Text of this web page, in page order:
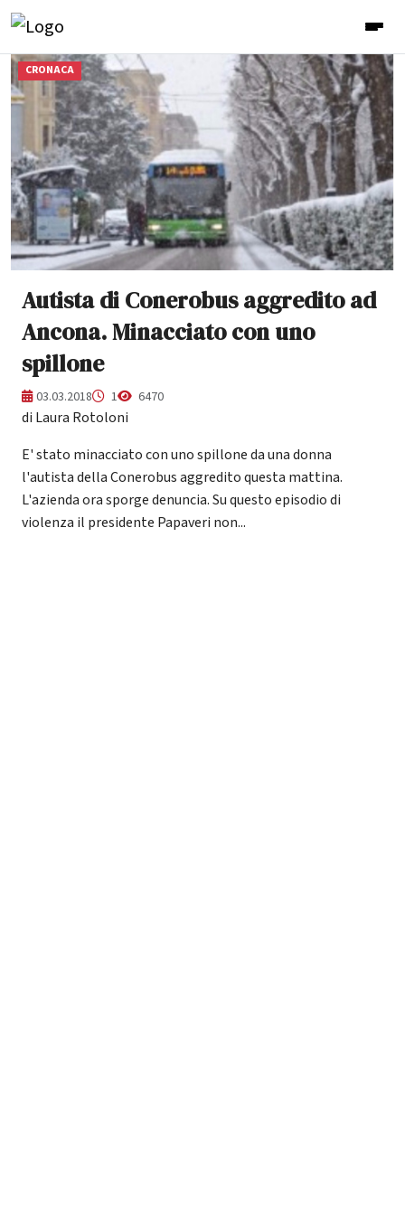
CRONACA
Autista di Conerobus aggredito ad
Ancona. Minacciato con uno
spillone
03.03.2018 1 6470
di Laura Rotoloni
E' stato minacciato con uno spillone da una donna
l'autista della Conerobus aggredito questa mattina.
L'azienda ora sporge denuncia. Su questo episodio di
violenza il presidente Papaveri non...